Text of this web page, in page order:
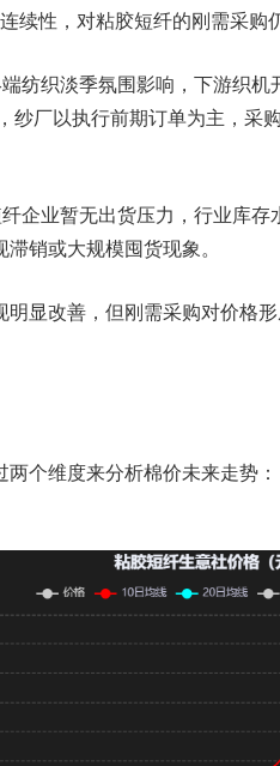
续性，对粘胶短纤的刚需采购
纺织淡季氛围影响，下游织机
纱厂以执行前期订单为主，采
企业暂无出货压力，行业库存
销或大规模囤货现象。
显改善，但刚需采购对价格
个维度来分析棉价未来走势：